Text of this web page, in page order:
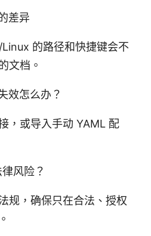
差异
的路径和快捷键会不
文档。
效怎么办？
，或导入手动 YAML 配
风险？
规，确保只在合法、授权